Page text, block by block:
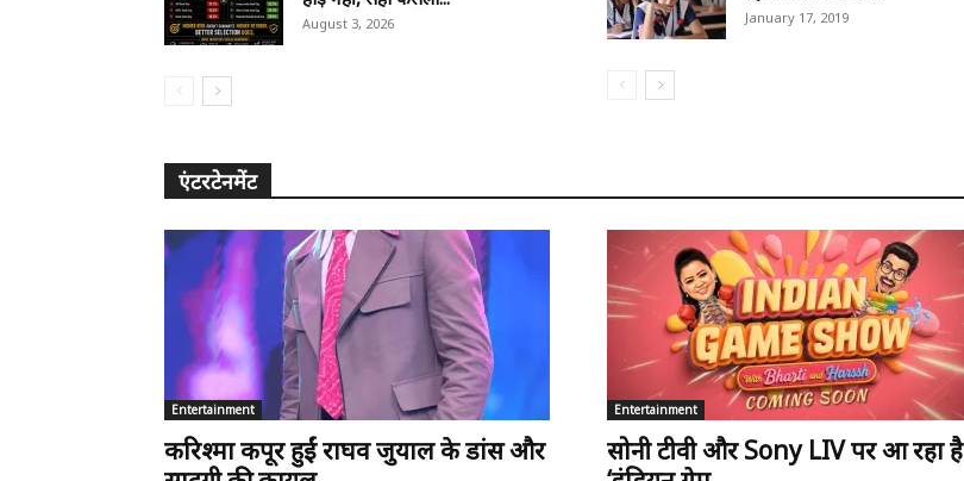
August 3, 2026 January 17, 2019
एंटरटेनमेंट
Entertainment
करिश्मा कपूर हुईं राघव जुयाल के डांस और
Entertainment
सोनी टीवी और Sony LIV पर आ रहा है